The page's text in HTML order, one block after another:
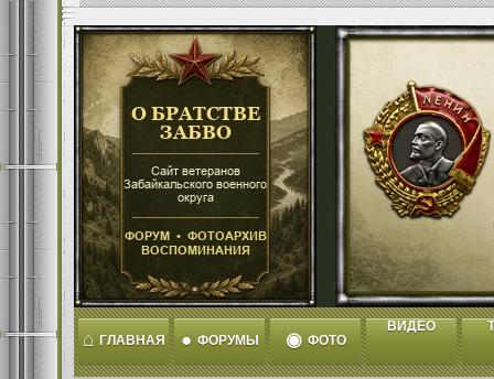
⌂ ГЛАВНАЯ ● ФОРУМЫ ◉ ФОТО
ВИДЕО